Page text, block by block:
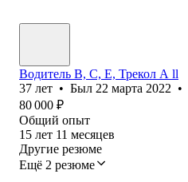
Водитель B, C, E, Трекол А ll
37 лет • Был 22 марта 2022 •
80 000 ₽
Общий опыт
15 лет 11 месяцев
Другие резюме
Ещё 2 резюме